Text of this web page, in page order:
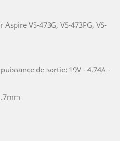
V5-473G, V5-473PG, V5-
de sortie: 19V - 4.74A -